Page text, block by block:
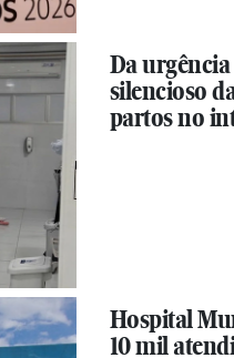
Da
silencioso
partos no
Hospital
10 mil